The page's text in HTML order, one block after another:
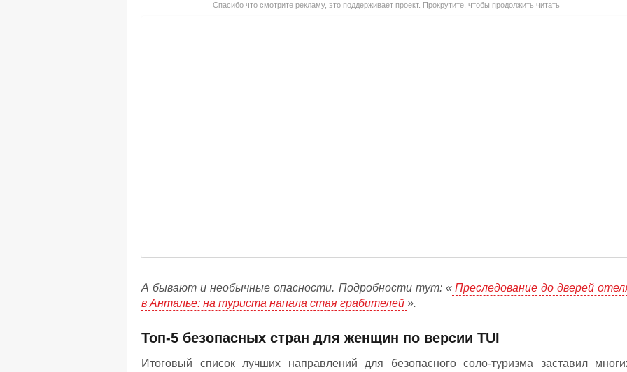
Спасибо что смотрите рекламу, это поддерживает проект. Прокрутите, чтобы продолжить читать
А бывают и необычные опасности. Подробности тут: « Преследование до дверей
в Анталье: на туриста напала стая грабителей ».
Топ-5 безопасных стран для женщин по версии TUI
Итоговый список лучших направлений для безопасного соло-туризма заставил